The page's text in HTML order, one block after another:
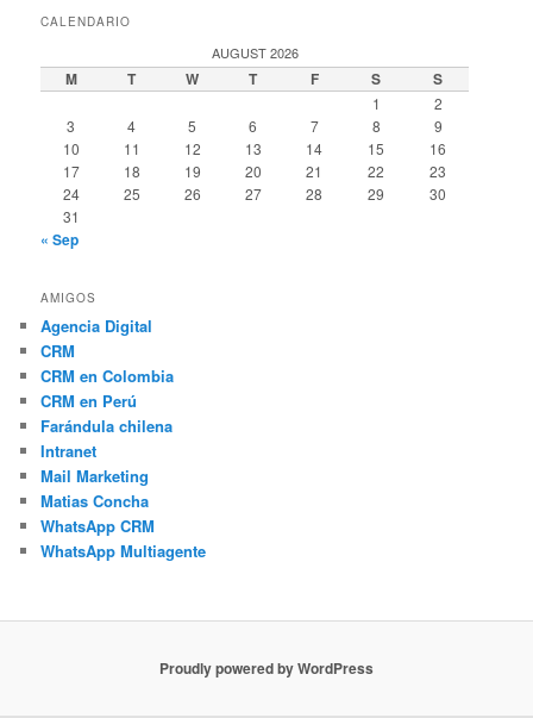
CALENDARIO
AUGUST 2026
M T W T F S S
1
2
3
4 5 6 7 8
9
10
11 12 13 14 15
16
17
18 19 20 21 22
23
24
25 26 27 28 29
30
31
« Sep
AMIGOS
Agencia Digital
CRM
CRM en Colombia
CRM en Perú
Farándula chilena
Intranet
Mail Marketing
Matias Concha
WhatsApp CRM
WhatsApp Multiagente
Proudly powered by WordPress